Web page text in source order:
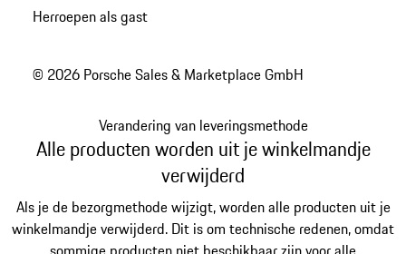
Herroepen als gast
© 2026 Porsche Sales & Marketplace GmbH
Verandering van leveringsmethode
Alle producten worden uit je winkelmandje
verwijderd
Als je de bezorgmethode wijzigt, worden alle producten uit je
winkelmandje verwijderd. Dit is om technische redenen, omdat